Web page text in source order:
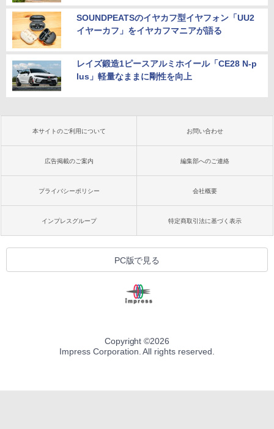
SOUNDPEATSのイヤカフ型イヤフォン「UU2
イヤーカフ」をイヤカフマニアが語る
レイズ鍛造1ピースアルミホイール「CE28 N-p
lus」軽量なままに剛性を向上
本サイトのご利用について お問い合わせ
広告掲載のご案内 編集部へのご連絡
プライバシーポリシー 会社概要
インプレスグループ 特定商取引法に基づく表示
PC版で見る
Copyright ©2026
Impress Corporation. All rights reserved.